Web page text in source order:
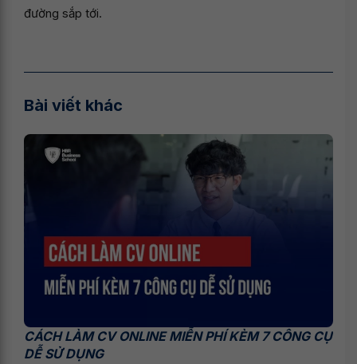
đường sắp tới.
Bài viết khác
CÁCH LÀM CV ONLINE MIỄN PHÍ KÈM 7 CÔNG CỤ
DỄ SỬ DỤNG